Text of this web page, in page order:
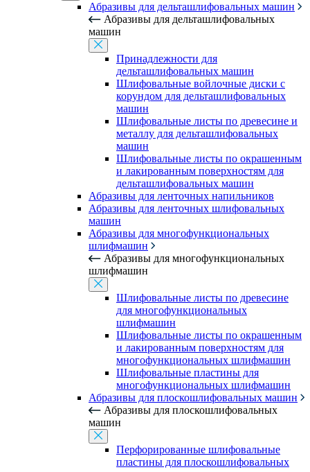
Абразивы для дельташлифовальных машин
Абразивы для дельташлифовальных
машин
Принадлежности для
дельташлифовальных машин
Шлифовальные войлочные диски с
корундом для дельташлифовальных
машин
Шлифовальные листы по древесине и
металлу для дельташлифовальных
машин
Шлифовальные листы по окрашенным
и лакированным поверхностям для
дельташлифовальных машин
Абразивы для ленточных напильников
Абразивы для ленточных шлифовальных
машин
Абразивы для многофункциональных
шлифмашин
Абразивы для многофункциональных
шлифмашин
Шлифовальные листы по древесине
для многофункциональных
шлифмашин
Шлифовальные листы по окрашенным
и лакированным поверхностям для
многофункциональных шлифмашин
Шлифовальные пластины для
многофункциональных шлифмашин
Абразивы для плоскошлифовальных машин
Абразивы для плоскошлифовальных
машин
Перфорированные шлифовальные
пластины для плоскошлифовальных